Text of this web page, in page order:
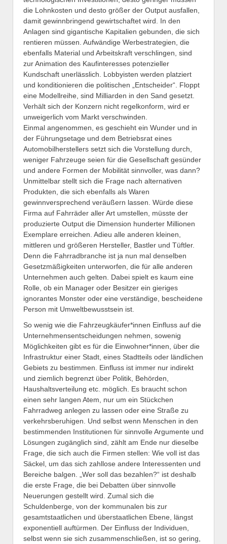
die Lohnkosten und desto größer der Output ausfallen,
damit gewinnbringend gewirtschaftet wird. In den
Anlagen sind gigantische Kapitalien gebunden, die sich
rentieren müssen. Aufwändige Werbestrategien, die
ebenfalls Material und Arbeitskraft verschlingen, sind
zur Animation des Kaufinteresses potenzieller
Kundschaft unerlässlich. Lobbyisten werden platziert
und konditionieren die politischen „Entscheider“. Floppt
eine Modellreihe, sind Milliarden in den Sand gesetzt.
Verhält sich der Konzern nicht regelkonform, wird er
unweigerlich vom Markt verschwinden.
Einmal angenommen, es geschieht ein Wunder und in
der Führungsetage und dem Betriebsrat eines
Automobilherstellers setzt sich die Vorstellung durch,
weniger Fahrzeuge seien für die Gesellschaft gesünder
und andere Formen der Mobilität sinnvoller, was dann?
Unmittelbar stellt sich die Frage nach alternativen
Produkten, die sich ebenfalls als Waren
gewinnversprechend veräußern lassen. Würde diese
Firma auf Fahrräder aller Art umstellen, müsste der
produzierte Output die Dimension hunderter Millionen
Exemplare erreichen. Adieu alle anderen kleinen,
mittleren und größeren Hersteller, Bastler und Tüftler.
Denn die Fahrradbranche ist ja nun mal denselben
Gesetzmäßigkeiten unterworfen, die für alle anderen
Unternehmen auch gelten. Dabei spielt es kaum eine
Rolle, ob ein Manager oder Besitzer ein gieriges
ignorantes Monster oder eine verständige, bescheidene
Person mit Umweltbewusstsein ist.
So wenig wie die Fahrzeugkäufer*innen Einfluss auf die
Unternehmensentscheidungen nehmen, sowenig
Möglichkeiten gibt es für die Einwohner*innen, über die
Infrastruktur einer Stadt, eines Stadtteils oder ländlichen
Gebiets zu bestimmen. Einfluss ist immer nur indirekt
und ziemlich begrenzt über Politik, Behörden,
Haushaltsverteilung etc. möglich. Es braucht schon
einen sehr langen Atem, nur um ein Stückchen
Fahrradweg anlegen zu lassen oder eine Straße zu
verkehrsberuhigen. Und selbst wenn Menschen in den
bestimmenden Institutionen für sinnvolle Argumente und
Lösungen zugänglich sind, zählt am Ende nur dieselbe
Frage, die sich auch die Firmen stellen: Wie voll ist das
Säckel, um das sich zahllose andere Interessenten und
Bereiche balgen. „Wer soll das bezahlen?“ ist deshalb
die erste Frage, die bei Debatten über sinnvolle
Neuerungen gestellt wird. Zumal sich die
Schuldenberge, von der kommunalen bis zur
gesamtstaatlichen und überstaatlichen Ebene, längst
exponentiell auftürmen. Der Einfluss der Individuen,
selbst wenn sie sich zusammenschließen, ist so gering,